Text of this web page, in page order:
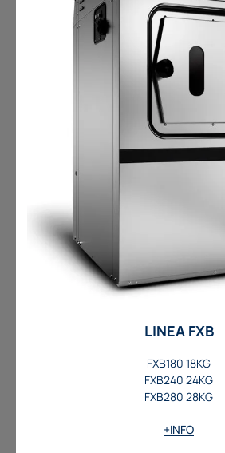
LINEA FXB
FXB180 18KG
FXB240 24KG
FXB280 28KG
+INFO